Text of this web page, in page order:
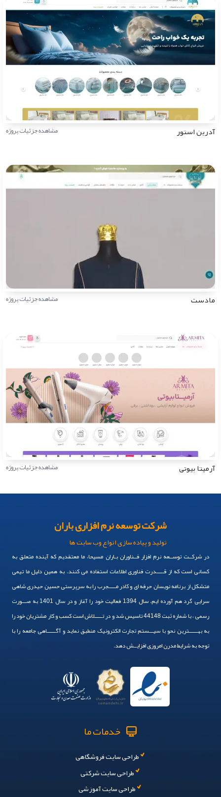
آدرین استور مشاهده جزئیات پروژه
مادست مشاهده جزئیات پروژه
آرمیتا بیوتی مشاهده جزئیات پروژه
شرکت توسعه نرم افزاری باران
تولید و پیاده سازی انواع وب سایت ها
در شرکــت توســعه نرم افزار فــناوران بـاران مسیحا، ما معتقدیم که آینده متعلق به
کسانی است که از قـــــدرت فناوری اطلاعات استفاده می کنند. به همین دلیل ما تیمی
متشکل از برنامه نویسان حرفه ای و کادر مـــــجرب را به سرپرستی حسین حیدری شاهی
سرایی گرد هم آورده ایم. سال 1394 فعالیت خود را آغاز و در سال 1401 به صـــورت
رسمی ، با شماره ثبت 44148 تاسیس شد و در تـــــلاش است کسب و کار مشتریان خود را
به بهــــــترین نحو با سیـــستم تجارت الکترونیک منطبق نماید و آگــــــاهی جامعه را با
توجه به شرایط مدرن امروزی افزایــش دهد.
خدمات ما
طراحی سایت فروشگاهی
طراحی سایت شرکتی
طراحی سایت آموزشی